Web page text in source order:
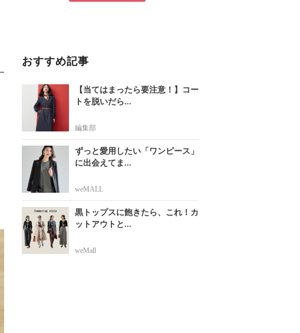
おすすめ記事
【当てはまったら要注意！】コー
トを脱いだら...
編集部
ずっと愛用したい「ワンピース」
に出会えてま...
weMALL
黒トップスに飽きたら、これ！カ
ットアウトと...
weMall